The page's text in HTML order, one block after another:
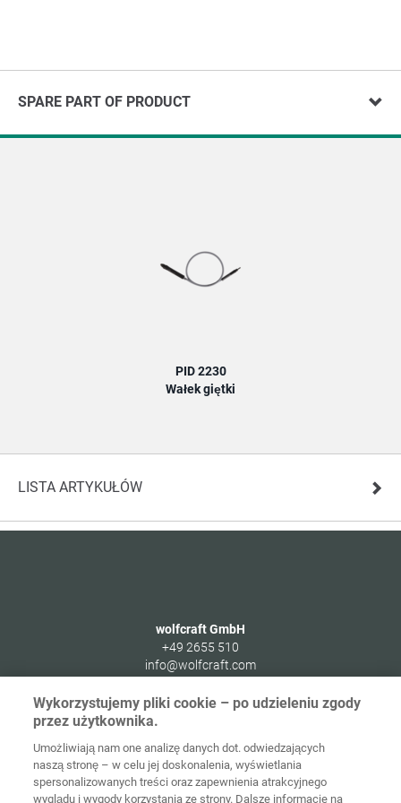
SPARE PART OF PRODUCT
PID 2230
Wałek giętki
LISTA ARTYKUŁÓW
wolfcraft GmbH
+49 2655 510
info@wolfcraft.com
56746Kempenich
Wykorzystujemy pliki cookie – po udzieleniu zgody
przez użytkownika.
Umożliwiają nam one analizę danych dot. odwiedzających
naszą stronę – w celu jej doskonalenia, wyświetlania
spersonalizowanych treści oraz zapewnienia atrakcyjnego
wyglądu i wygody korzystania ze strony. Dalsze informacje na